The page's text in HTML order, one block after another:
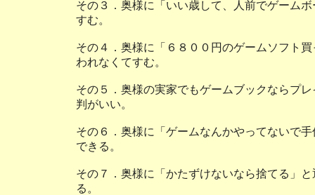
その３．奥様に「いい歳して、人前でゲーム
すむ。
その４．奥様に「６８００円のゲームソフト
われなくてすむ。
その５．奥様の実家でもゲームブックならプ
判がいい。
その６．奥様に「ゲームなんかやってないで
できる。
その７．奥様に「かたずけないなら捨てる」
る。